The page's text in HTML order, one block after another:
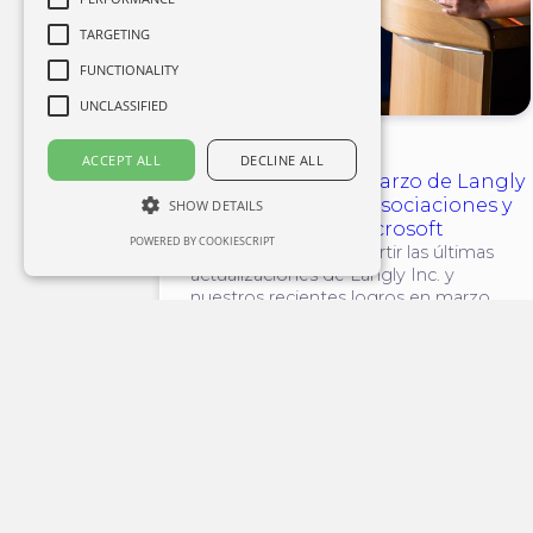
Noticia
Actualización de marzo de Langly
Inc.: lanzamiento, asociaciones y
financiación de Microsoft
Nos complace compartir las últimas
actualizaciones de Langly Inc. y
nuestros recientes logros en marzo.
TARGETING
FUNCTIONALITY
UNCLASSIFIED
ACCEPT ALL DECLINE ALL
SHOW DETAILS
POWERED BY COOKIESCRIPT